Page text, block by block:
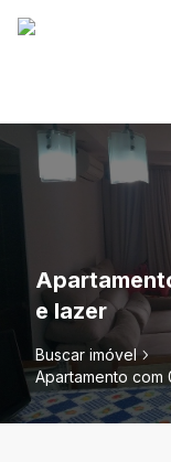
e lazer
Buscar imóvel
Apartamento com